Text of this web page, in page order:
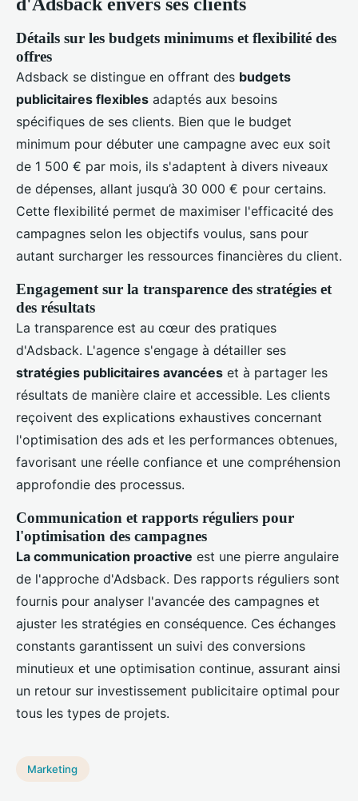
Détails sur les budgets minimums et flexibilité des
offres
Adsback se distingue en offrant des budgets
publicitaires flexibles adaptés aux besoins
spécifiques de ses clients. Bien que le budget
minimum pour débuter une campagne avec eux soit
de 1 500 € par mois, ils s'adaptent à divers niveaux
de dépenses, allant jusqu’à 30 000 € pour certains.
Cette flexibilité permet de maximiser l'efficacité des
campagnes selon les objectifs voulus, sans pour
autant surcharger les ressources financières du client.
Engagement sur la transparence des stratégies et
des résultats
La transparence est au cœur des pratiques
d'Adsback. L'agence s'engage à détailler ses
stratégies publicitaires avancées et à partager les
résultats de manière claire et accessible. Les clients
reçoivent des explications exhaustives concernant
l'optimisation des ads et les performances obtenues,
favorisant une réelle confiance et une compréhension
approfondie des processus.
Communication et rapports réguliers pour
l'optimisation des campagnes
La communication proactive est une pierre angulaire
de l'approche d'Adsback. Des rapports réguliers sont
fournis pour analyser l'avancée des campagnes et
ajuster les stratégies en conséquence. Ces échanges
constants garantissent un suivi des conversions
minutieux et une optimisation continue, assurant ainsi
un retour sur investissement publicitaire optimal pour
tous les types de projets.
Marketing